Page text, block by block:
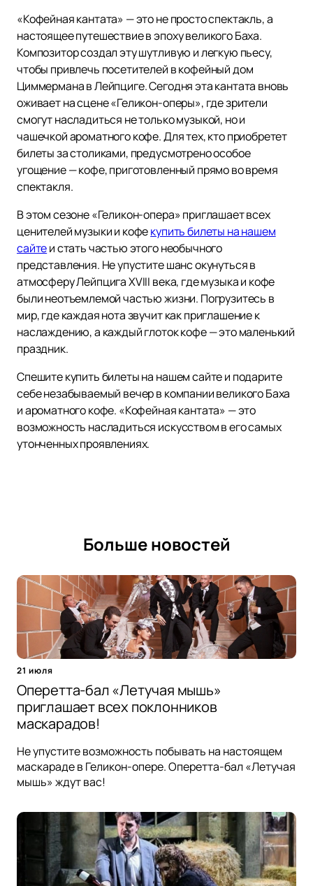
«Кофейная кантата» — это не просто спектакль, а
настоящее путешествие в эпоху великого Баха.
Композитор создал эту шутливую и легкую пьесу,
чтобы привлечь посетителей в кофейный дом
Циммермана в Лейпциге. Сегодня эта кантата вновь
оживает на сцене «Геликон-оперы», где зрители
смогут насладиться не только музыкой, но и
чашечкой ароматного кофе. Для тех, кто приобретет
билеты за столиками, предусмотрено особое
угощение — кофе, приготовленный прямо во время
спектакля.
В этом сезоне «Геликон-опера» приглашает всех
ценителей музыки и кофекупить билеты на нашем
сайтеи стать частью этого необычного
представления. Не упустите шанс окунуться в
атмосферу Лейпцига XVIII века, где музыка и кофе
были неотъемлемой частью жизни. Погрузитесь в
мир, где каждая нота звучит как приглашение к
наслаждению, а каждый глоток кофе — это маленький
праздник.
Спешите купить билеты на нашем сайте и подарите
себе незабываемый вечер в компании великого Баха
и ароматного кофе. «Кофейная кантата» — это
возможность насладиться искусством в его самых
утонченных проявлениях.
Больше новостей
21 июля
Оперетта-бал «Летучая мышь»
приглашает всех поклонников
маскарадов!
Не упустите возможность побывать на настоящем
маскараде в Геликон-опере. Оперетта-бал «Летучая
мышь» ждут вас!